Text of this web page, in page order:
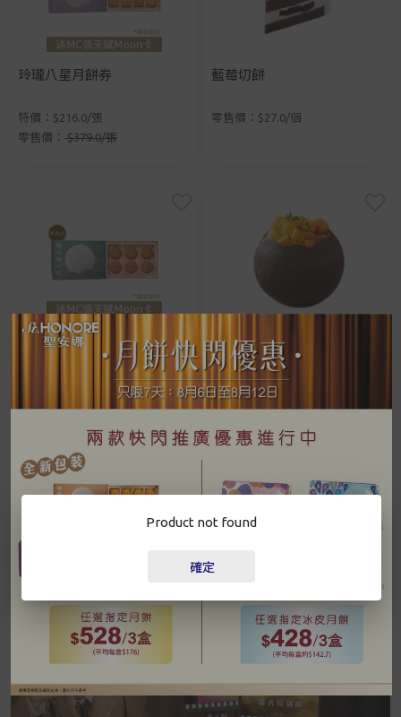
手提電話登入 電郵地址登入
已驗證之手提電話號碼*
忘記密碼？
登入
成為 Cake Easy 會員
玲瓏八星月餅券
特價：$216.0/張
零售價： $379.0/張
藍莓切餅
零售價：$27.0/個
茗茶流心月餅券 芒椰蛋糕
零售價：$188.0/個
最新資訊
Product not found
確定